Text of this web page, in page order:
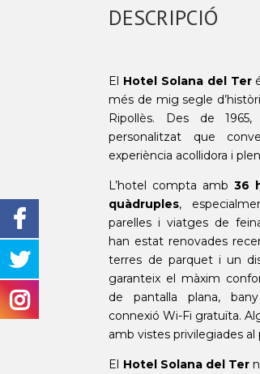
DESCRIPCIÓ
El Hotel Solana del Ter
més de mig segle
Ripollès. Des de
personalitzat que
experiència acollidora i
L’hotel compta amb36
quàdruples,
parelles i viatges de
han estat renovades
terres de parquet i un
garanteix el màxim
de pantalla plana,
connexió Wi-Fi gratuïta.
amb vistes privilegiades al
El Hotel Solana del Ter